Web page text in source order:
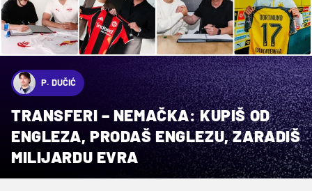
P. DUČIĆ
TRANSFERI – NEMAČKA: KUPIŠ OD
ENGLEZA, PRODAŠ ENGLEZU, ZARADIŠ
MILIJARDU EVRA